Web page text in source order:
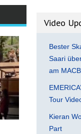
Video
Bester
Saari
am
Tour
Kieran
Part